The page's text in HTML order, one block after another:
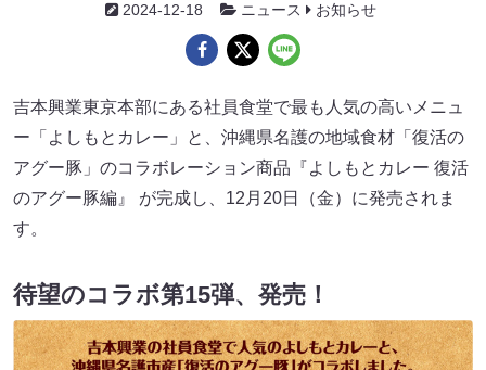
2024-12-18 ニュース お知らせ
吉本興業東京本部にある社員食堂で最も人気の高いメニュ
ー「よしもとカレー」と、沖縄県名護の地域食材「復活の
アグー豚」のコラボレーション商品『よしもとカレー 復活
のアグー豚編』 が完成し、12月20日（金）に発売されま
す。
待望のコラボ第15弾、発売！